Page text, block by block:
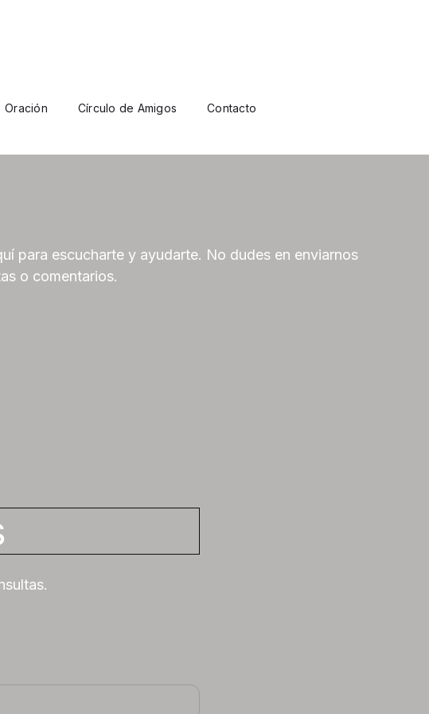
Oración Círculo de Amigos Contacto
para escucharte y ayudarte. No dudes en enviarnos
o comentarios.